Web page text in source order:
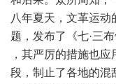
八年夏天，文革运动
题，发布了《七·三布
，其严厉的措施也
段，制止了各地的混